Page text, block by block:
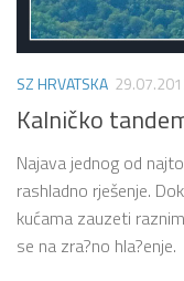
SZ HRVATSKA
Kalničko
Najava jednog od
rashladno rješenje.
kućama zauzeti
se na zra?no hla?enje.